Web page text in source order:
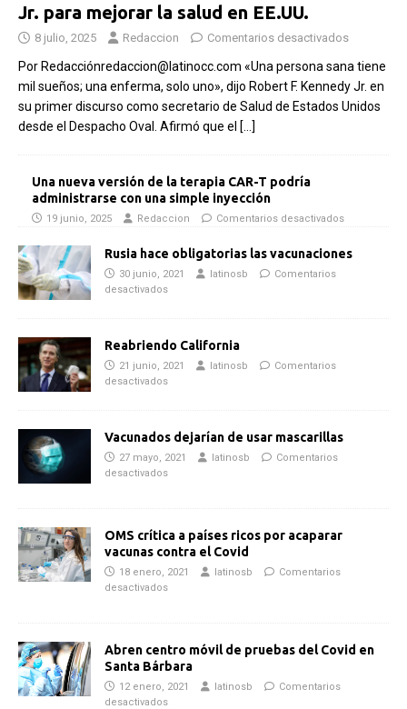
Jr. para mejorar la salud en EE.UU.
8 julio, 2025 Redaccion Comentarios desactivados
Por Redacciónredaccion@latinocc.com «Una persona sana tiene
mil sueños; una enferma, solo uno», dijo Robert F. Kennedy Jr. en
su primer discurso como secretario de Salud de Estados Unidos
desde el Despacho Oval. Afirmó que el […]
Una nueva versión de la terapia CAR-T podría
administrarse con una simple inyección
19 junio, 2025 Redaccion Comentarios desactivados
Rusia hace obligatorias las vacunaciones
30 junio, 2021 latinosb
Comentarios
desactivados
Reabriendo California
21 junio, 2021 latinosb
Comentarios
desactivados
Vacunados dejarían de usar mascarillas
27 mayo, 2021 latinosb
Comentarios
desactivados
OMS crítica a países ricos por acaparar
vacunas contra el Covid
18 enero, 2021 latinosb
Comentarios
desactivados
Abren centro móvil de pruebas del Covid en
Santa Bárbara
12 enero, 2021 latinosb
Comentarios
desactivados